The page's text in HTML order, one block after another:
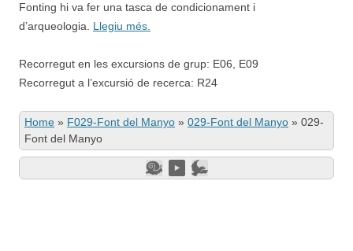
Fonting hi va fer una tasca de condicionament i
d’arqueologia. Llegiu més.
Recorregut en les excursions de grup: E06, E09
Recorregut a l’excursió de recerca: R24
Home » F029-Font del Manyo » 029-Font del Manyo » 029-
Font del Manyo